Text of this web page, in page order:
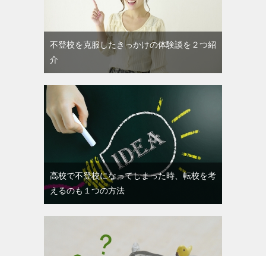
不登校を克服したきっかけの体験談を２つ紹
介
高校で不登校になってしまった時、転校を考
えるのも１つの方法